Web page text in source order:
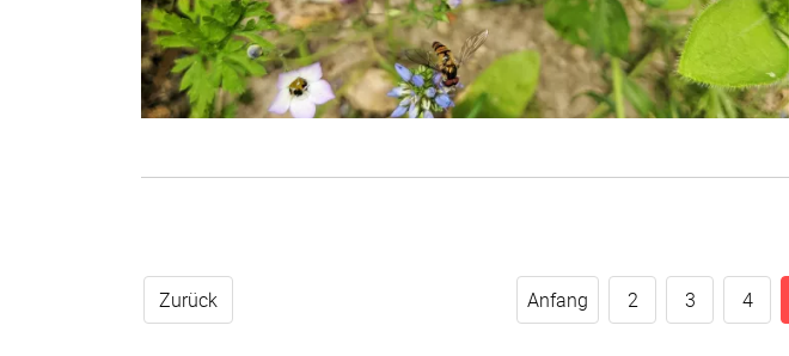
Zurück Anfang 2 3 4